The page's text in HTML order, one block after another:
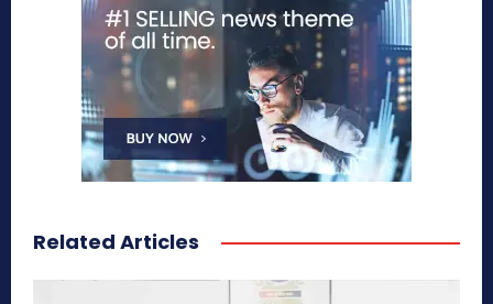
Related Articles